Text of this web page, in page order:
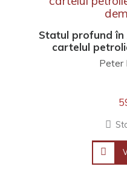
Statul profund în
cartelul
Peter